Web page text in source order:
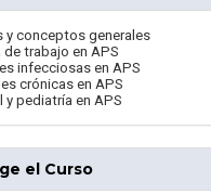
y conceptos generales
trabajo en APS
infecciosas en APS
crónicas en APS
y pediatría en APS
el Curso